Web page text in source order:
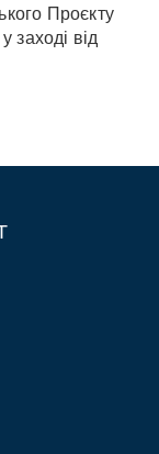
Проєкту
заході від